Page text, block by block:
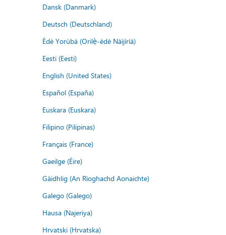
Dansk (Danmark)
Deutsch (Deutschland)
Èdè Yorùbá (Orilẹ̀-èdè Nàìjíríà)
Eesti (Eesti)
English (United States)
Español (España)
Euskara (Euskara)
Filipino (Pilipinas)
Français (France)
Gaeilge (Éire)
Gàidhlig (An Rìoghachd Aonaichte)
Galego (Galego)
Hausa (Najeriya)
Hrvatski (Hrvatska)